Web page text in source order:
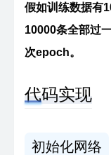
假如训练数据有
10000条全部过
次epoch。
代码实现
初始化网络